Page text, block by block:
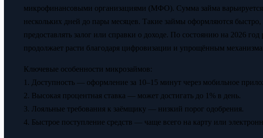
микрофинансовыми организациями (МФО). Сумма займа
нескольких дней до пары месяцев. Такие займы оформляются быстро,
предоставлять залог или справки о доходе. По состоянию на 2026
продолжает расти благодаря цифровизации и упрощённым
Ключевые особенности микрозаймов:
1. Доступность — оформление за 10–15 минут через мобильное
2. Высокая процентная ставка — может достигать до 1% в день.
3. Лояльные требования к заёмщику — низкий порог одобрения.
4. Быстрое поступление средств — чаще всего на карту или